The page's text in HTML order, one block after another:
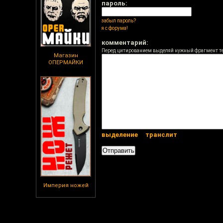
Магазин
ОПЕРМАЙКИ
Империя ножей
пароль:
забыл пароль?
я с форума!
комментарий:
Перед цитированием выделяй нужный фрагмент
выделение транслит